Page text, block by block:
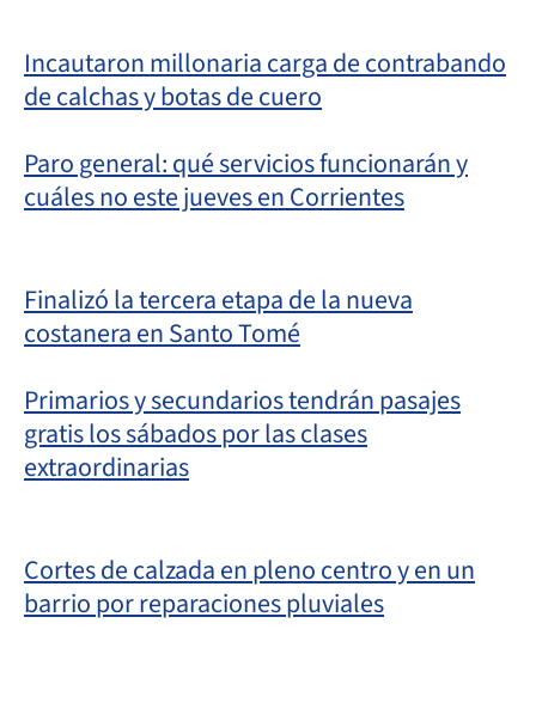
Incautaron millonaria carga de contrabando
de calchas y botas de cuero
Paro general: qué servicios funcionarán y
cuáles no este jueves en Corrientes
Finalizó la tercera etapa de la nueva
costanera en Santo Tomé
Primarios y secundarios tendrán pasajes
gratis los sábados por las clases
extraordinarias
Cortes de calzada en pleno centro y en un
barrio por reparaciones pluviales